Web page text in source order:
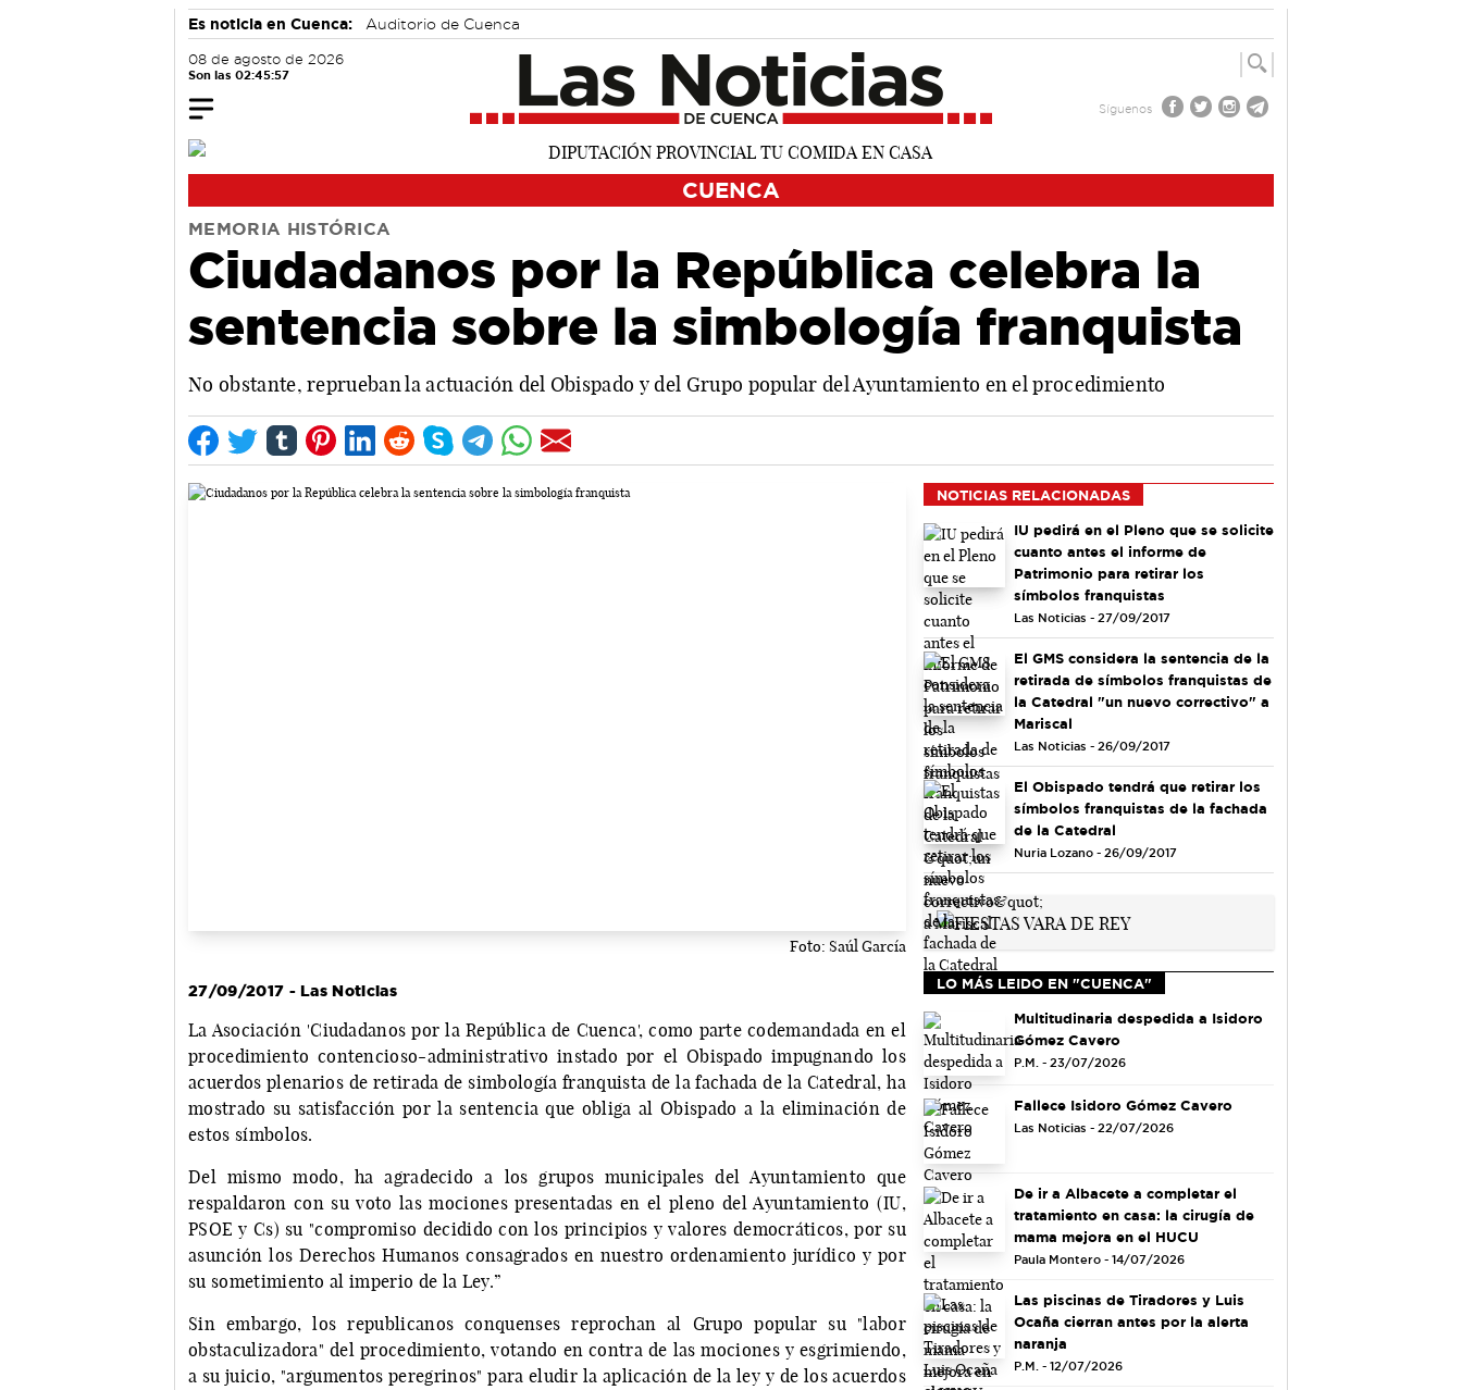
Es noticia en Cuenca: Auditorio de Cuenca
08 de agosto de 2026
Son las 02:45:58
Síguenos
CUENCA
MEMORIA HISTÓRICA
Ciudadanos por la República celebra la
sentencia sobre la simbología franquista
No obstante, reprueban la actuación del Obispado y del Grupo popular del Ayuntamiento en el procedimiento
Foto: Saúl García
27/09/2017 - Las Noticias
La Asociación 'Ciudadanos por la República de Cuenca', como parte codemandada en el
procedimiento contencioso-administrativo instado por el Obispado impugnando los
acuerdos plenarios de retirada de simbología franquista de la fachada de la Catedral, ha
mostrado su satisfacción por la sentencia que obliga al Obispado a la eliminación de
estos símbolos.
Del mismo modo, ha agradecido a los grupos municipales del Ayuntamiento que
respaldaron con su voto las mociones presentadas en el pleno del Ayuntamiento (IU,
PSOE y Cs) su "compromiso decidido con los principios y valores democráticos, por su
asunción los Derechos Humanos consagrados en nuestro ordenamiento jurídico y por
su sometimiento al imperio de la Ley.”
Sin embargo, los republicanos conquenses reprochan al Grupo popular su "labor
obstaculizadora" del procedimiento, votando en contra de las mociones y esgrimiendo,
a su juicio, "argumentos peregrinos" para eludir la aplicación de la ley y de los acuerdos
NOTICIAS RELACIONADAS
IU pedirá en el Pleno que se solicite
cuanto antes el informe de
Patrimonio para retirar los
símbolos franquistas
Las Noticias - 27/09/2017
El GMS considera la sentencia de la
retirada de símbolos franquistas de
la Catedral "un nuevo correctivo" a
Mariscal
Las Noticias - 26/09/2017
El Obispado tendrá que retirar los
símbolos franquistas de la fachada
de la Catedral
Nuria Lozano - 26/09/2017
LO MÁS LEIDO EN "CUENCA"
Multitudinaria despedida a Isidoro
Gómez Cavero
P.M. - 23/07/2026
Fallece Isidoro Gómez Cavero
Las Noticias - 22/07/2026
De ir a Albacete a completar el
tratamiento en casa: la cirugía de
mama mejora en el HUCU
Paula Montero - 14/07/2026
Las piscinas de Tiradores y Luis
Ocaña cierran antes por la alerta
naranja
P.M. - 12/07/2026